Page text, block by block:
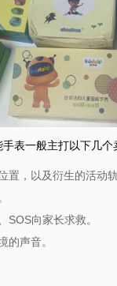
表一般主打以下几个
置，以及衍生的活动
SOS向家长求救。
的声音。